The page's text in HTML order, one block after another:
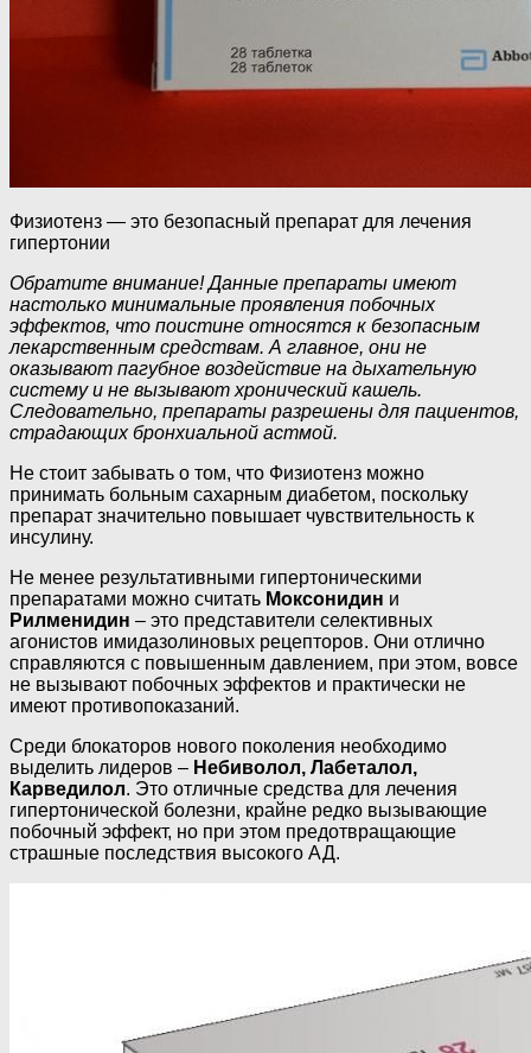
Физиотенз — это безопасный препарат для лечения
гипертонии
Обратите внимание! Данные препараты имеют
настолько минимальные проявления побочных
эффектов, что поистине относятся к безопасным
лекарственным средствам. А главное, они не
оказывают пагубное воздействие на дыхательную
систему и не вызывают хронический кашель.
Следовательно, препараты разрешены для пациентов,
страдающих бронхиальной астмой.
Не стоит забывать о том, что Физиотенз можно
принимать больным сахарным диабетом, поскольку
препарат значительно повышает чувствительность к
инсулину.
Не менее результативными гипертоническими
препаратами можно считать Моксонидин и
Рилменидин – это представители селективных
агонистов имидазолиновых рецепторов. Они отлично
справляются с повышенным давлением, при этом, вовсе
не вызывают побочных эффектов и практически не
имеют противопоказаний.
Среди блокаторов нового поколения необходимо
выделить лидеров – Небиволол, Лабеталол,
Карведилол. Это отличные средства для лечения
гипертонической болезни, крайне редко вызывающие
побочный эффект, но при этом предотвращающие
страшные последствия высокого АД.